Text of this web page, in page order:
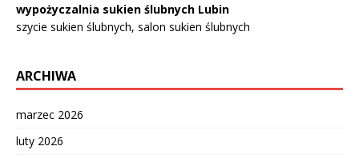
wypożyczalnia sukien ślubnych Lubin
szycie sukien ślubnych, salon sukien ślubnych
ARCHIWA
marzec 2026
luty 2026